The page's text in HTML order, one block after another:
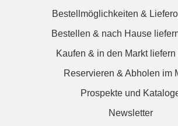
Bestellmöglichkeiten &
Bestellen & nach Hause
Kaufen & in den Markt liefern
Reservieren & Abholen im
Prospekte und
Newsletter